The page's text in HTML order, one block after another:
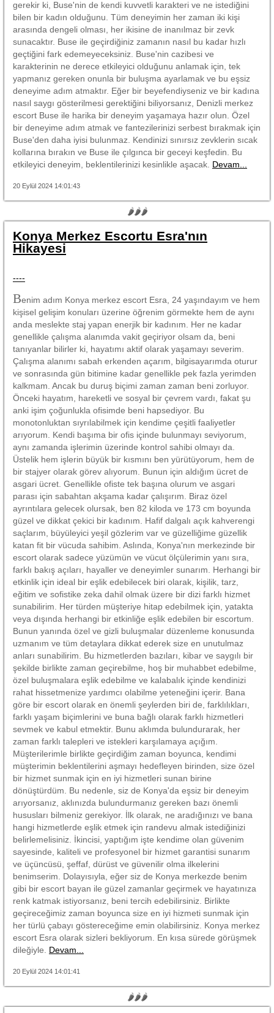
gerekir ki, Buse'nin de kendi kuvvetli karakteri ve ne istediğini
bilen bir kadın olduğunu. Tüm deneyimin her zaman iki kişi
arasında dengeli olması, her ikisine de inanılmaz bir zevk
sunacaktır. Buse ile geçirdiğiniz zamanın nasıl bu kadar hızlı
geçtiğini fark edemeyeceksiniz. Buse'nin cazibesi ve
karakterinin ne derece etkileyici olduğunu anlamak için, tek
yapmanız gereken onunla bir buluşma ayarlamak ve bu eşsiz
deneyime adım atmaktır. Eğer bir beyefendiyseniz ve bir kadına
nasıl saygı gösterilmesi gerektiğini biliyorsanız, Denizli merkez
escort Buse ile harika bir deneyim yaşamaya hazır olun. Özel
bir deneyime adım atmak ve fantezilerinizi serbest bırakmak için
Buse'den daha iyisi bulunmaz. Kendinizi sınırsız zevklerin sıcak
kollarına bırakın ve Buse ile çılgınca bir geceyi keşfedin. Bu
etkileyici deneyim, beklentilerinizi kesinlikle aşacak. Devam...
20 Eylül 2024 14:01:43
🌶🌶🌶
Konya Merkez Escortu Esra'nın
Hikayesi
----
Benim adım Konya merkez escort Esra, 24 yaşındayım ve hem
kişisel gelişim konuları üzerine öğrenim görmekte hem de aynı
anda meslekte staj yapan enerjik bir kadınım. Her ne kadar
genellikle çalışma alanımda vakit geçiriyor olsam da, beni
tanıyanlar bilirler ki, hayatımı aktif olarak yaşamayı severim.
Çalışma alanımı sabah erkenden açarım, bilgisayarımda oturur
ve sonrasında gün bitimine kadar genellikle pek fazla yerimden
kalkmam. Ancak bu duruş biçimi zaman zaman beni zorluyor.
Önceki hayatım, hareketli ve sosyal bir çevrem vardı, fakat şu
anki işim çoğunlukla ofisimde beni hapsediyor. Bu
monotonluktan sıyrılabilmek için kendime çeşitli faaliyetler
arıyorum. Kendi başıma bir ofis içinde bulunmayı seviyorum,
aynı zamanda işlerimin üzerinde kontrol sahibi olmayı da.
Üstelik hem işlerin büyük bir kısmını ben yürütüyorum, hem de
bir stajyer olarak görev alıyorum. Bunun için aldığım ücret de
asgari ücret. Genellikle ofiste tek başına olurum ve asgari
parası için sabahtan akşama kadar çalışırım. Biraz özel
ayrıntılara gelecek olursak, ben 82 kiloda ve 173 cm boyunda
güzel ve dikkat çekici bir kadınım. Hafif dalgalı açık kahverengi
saçlarım, büyüleyici yeşil gözlerim var ve güzelliğime güzellik
katan fit bir vücuda sahibim. Aslında, Konya'nın merkezinde bir
escort olarak sadece yüzümün ve vücut ölçülerimin yanı sıra,
farklı bakış açıları, hayaller ve deneyimler sunarım. Herhangi bir
etkinlik için ideal bir eşlik edebilecek biri olarak, kişilik, tarz,
eğitim ve sofistike zeka dahil olmak üzere bir dizi farklı hizmet
sunabilirim. Her türden müşteriye hitap edebilmek için, yatakta
veya dışında herhangi bir etkinliğe eşlik edebilen bir escortum.
Bunun yanında özel ve gizli buluşmalar düzenleme konusunda
uzmanım ve tüm detaylara dikkat ederek size en unutulmaz
anları sunabilirim. Bu hizmetlerden bazıları, kibar ve saygılı bir
şekilde birlikte zaman geçirebilme, hoş bir muhabbet edebilme,
özel buluşmalara eşlik edebilme ve kalabalık içinde kendinizi
rahat hissetmenize yardımcı olabilme yeteneğini içerir. Bana
göre bir escort olarak en önemli şeylerden biri de, farklılıkları,
farklı yaşam biçimlerini ve buna bağlı olarak farklı hizmetleri
sevmek ve kabul etmektir. Bunu aklımda bulundurarak, her
zaman farklı talepleri ve istekleri karşılamaya açığım.
Müşterilerimle birlikte geçirdiğim zaman boyunca, kendimi
müşterimin beklentilerini aşmayı hedefleyen birinden, size özel
bir hizmet sunmak için en iyi hizmetleri sunan birine
dönüştürdüm. Bu nedenle, siz de Konya'da eşsiz bir deneyim
arıyorsanız, aklınızda bulundurmanız gereken bazı önemli
hususları bilmeniz gerekiyor. İlk olarak, ne aradığınızı ve bana
hangi hizmetlerde eşlik etmek için randevu almak istediğinizi
belirlemelisiniz. İkincisi, yaptığım işte kendime olan güvenim
sayesinde, kaliteli ve profesyonel bir hizmet garantisi sunarım
ve üçüncüsü, şeffaf, dürüst ve güvenilir olma ilkelerini
benimserim. Dolayısıyla, eğer siz de Konya merkezde benim
gibi bir escort bayan ile güzel zamanlar geçirmek ve hayatınıza
renk katmak istiyorsanız, beni tercih edebilirsiniz. Birlikte
geçireceğimiz zaman boyunca size en iyi hizmeti sunmak için
her türlü çabayı göstereceğime emin olabilirsiniz. Konya merkez
escort Esra olarak sizleri bekliyorum. En kısa sürede görüşmek
dileğiyle. Devam...
20 Eylül 2024 14:01:41
🌶🌶🌶